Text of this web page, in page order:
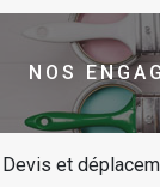
NOS
Devis et